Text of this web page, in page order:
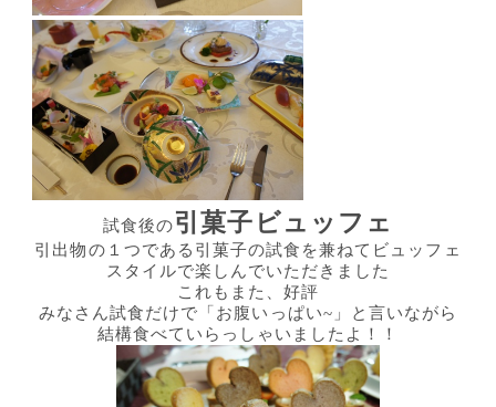
試食後の引菓子ビュッフェ
引出物の１つである引菓子の試食を兼ねてビュッフェ
スタイルで楽しんでいただきました
これもまた、好評
みなさん試食だけで「お腹いっぱい~」と言いながら
結構食べていらっしゃいましたよ！！